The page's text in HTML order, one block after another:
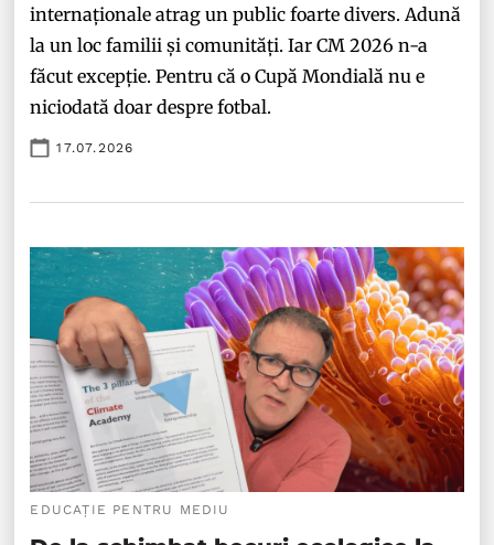
internaționale atrag un public foarte divers. Adună
la un loc familii și comunități. Iar CM 2026 n-a
făcut excepție. Pentru că o Cupă Mondială nu e
niciodată doar despre fotbal.
17.07.2026
EDUCAȚIE PENTRU MEDIU